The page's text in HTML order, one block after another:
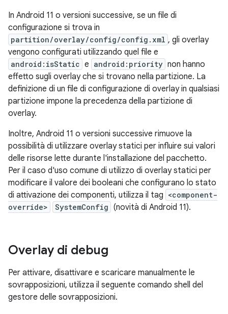
In Android 11 o versioni successive, se un file di
configurazione si trova in
partition/overlay/config/config.xml , gli overlay
vengono configurati utilizzando quel file e
android:isStatic e android:priority non hanno
effetto sugli overlay che si trovano nella partizione. La
definizione di un file di configurazione di overlay in qualsiasi
partizione impone la precedenza della partizione di
overlay.
Inoltre, Android 11 o versioni successive rimuove la
possibilità di utilizzare overlay statici per influire sui valori
delle risorse lette durante l'installazione del pacchetto.
Per il caso d'uso comune di utilizzo di overlay statici per
modificare il valore dei booleani che configurano lo stato
di attivazione dei componenti, utilizza il tag <component-
override>
SystemConfig (novità di Android 11).
Overlay di debug
Per attivare, disattivare e scaricare manualmente le
sovrapposizioni, utilizza il seguente comando shell del
gestore delle sovrapposizioni.